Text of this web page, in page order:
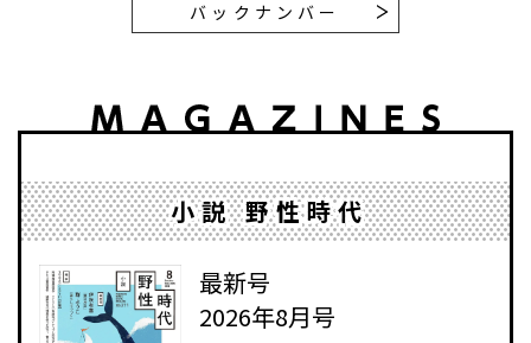
バックナンバー
小説 野性時代
最新号
2026年8月号